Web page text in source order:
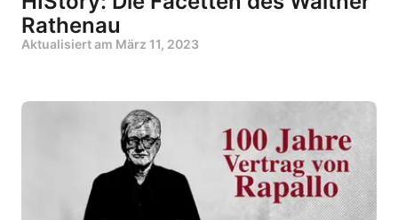
Rathenau
Aktualisiert am März 11, 2023